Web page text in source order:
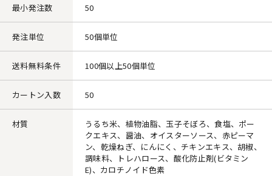
最小発注数 50
発注単位 50個単位
送料無料条件 100個以上50個単位
カートン入数 50
材質
うるち米、植物油脂、玉子そぼろ、食塩、ポー
クエキス、醤油、オイスターソース、赤ピーマ
ン、乾燥ねぎ、にんにく、チキンエキス、胡椒、
調味料、トレハロース、酸化防止剤(ビタミン
E)、カロチノイド色素